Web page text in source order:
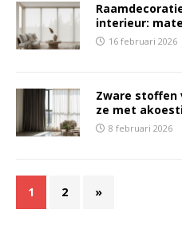
interieur:
16 februari 2026
Zware stoffen
ze met
8 februari 2026
1 2 »